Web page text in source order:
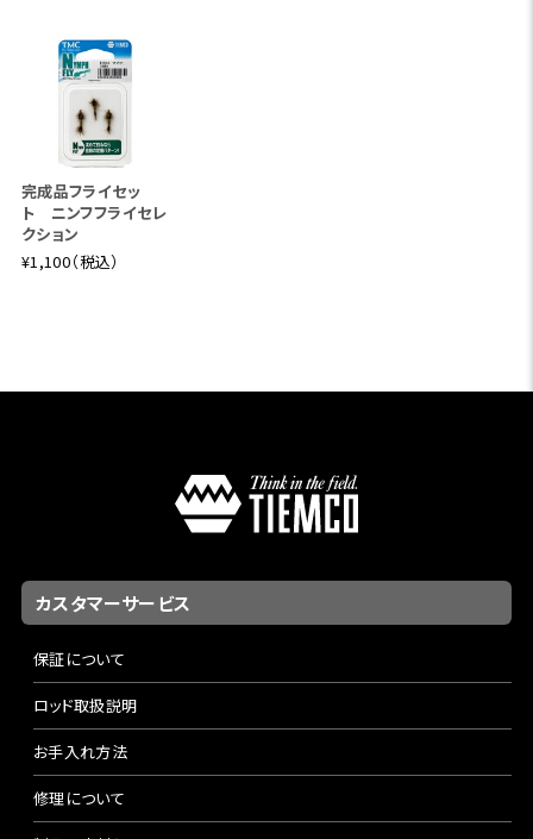
完成品フライセッ
ト ニンフフライセレ
クション
¥1,100（税込）
カスタマーサービス
保証について
ロッド取扱説明
お手入れ方法
修理について